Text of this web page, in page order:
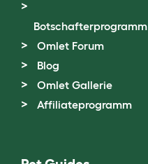
Botschafterprogramm
Omlet Forum
Blog
Omlet Gallerie
Affiliateprogramm